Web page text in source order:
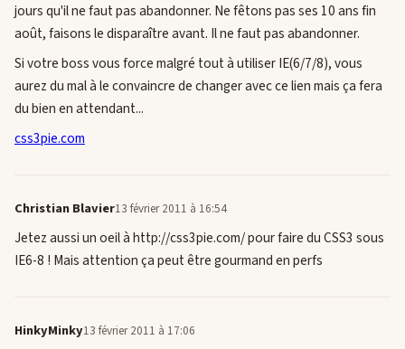
jours qu'il ne faut pas abandonner. Ne fêtons pas ses 10 ans fin
août, faisons le disparaître avant. Il ne faut pas abandonner.
Si votre boss vous force malgré tout à utiliser IE(6/7/8), vous
aurez du mal à le convaincre de changer avec ce lien mais ça fera
du bien en attendant...
css3pie.com
Christian Blavier13 février 2011 à 16:54
Jetez aussi un oeil à http://css3pie.com/ pour faire du CSS3 sous
IE6-8 ! Mais attention ça peut être gourmand en perfs
HinkyMinky13 février 2011 à 17:06